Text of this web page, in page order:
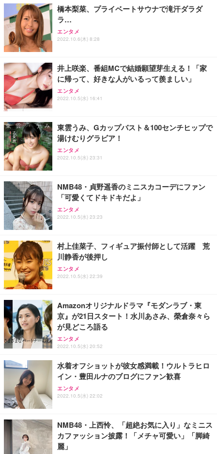
橋本梨菜、プライベートサウナで滝汗ダラダ
ラ…
エンタメ
2022.10.6(木) 8:28
井上咲楽、番組MCで結婚願望芽生える！「家
に帰って、好きな人がいるって羨ましい」
エンタメ
2022.10.5(水) 16:41
東雲うみ、Gカップバスト＆100センチヒップで
湯けむりグラビア！
エンタメ
2022.10.5(水) 23:31
NMB48・貞野遥香のミニスカコーデにファン
「可愛くてドキドキだよ」
エンタメ
2022.10.5(水) 23:23
村上佳菜子、フィギュア振付師として活躍 荒
川静香が後押し
エンタメ
2022.10.5(水) 22:39
Amazonオリジナルドラマ『モダンラブ・東
京』が21日スタート！水川あさみ、榮倉奈々ら
が見どころ語る
エンタメ
2022.10.5(水) 20:52
水着オフショットが彼女感満載！ウルトラヒロ
イン・豊田ルナのブログにファン歓喜
エンタメ
2022.10.5(水) 22:02
NMB48・上西怜、「超絶お気に入り」なミニス
カファッション披露！「メチャ可愛い」「脚綺
麗」